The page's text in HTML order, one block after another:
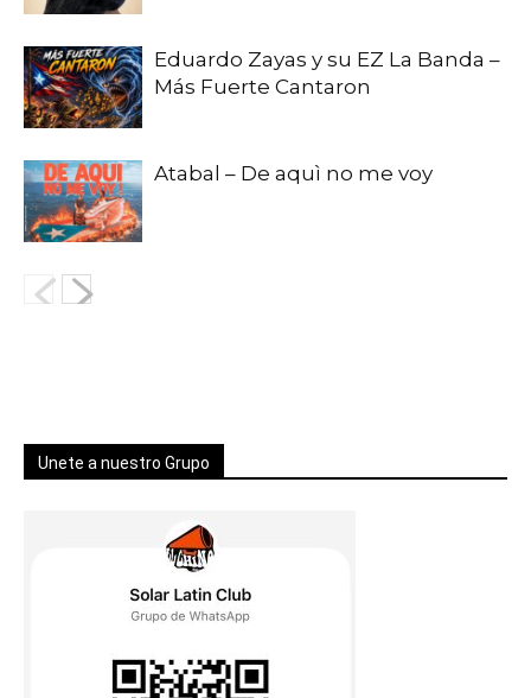
Eduardo Zayas y su EZ La Banda –
Más Fuerte Cantaron
Atabal – De aquì no me voy
Unete a nuestro Grupo